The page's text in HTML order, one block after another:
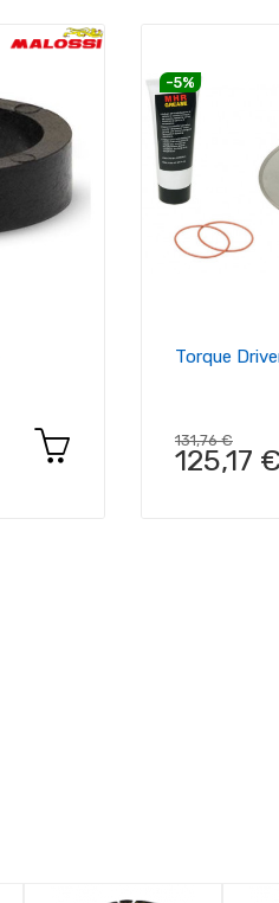
-5%
Torque
131,76 €
125,17 €